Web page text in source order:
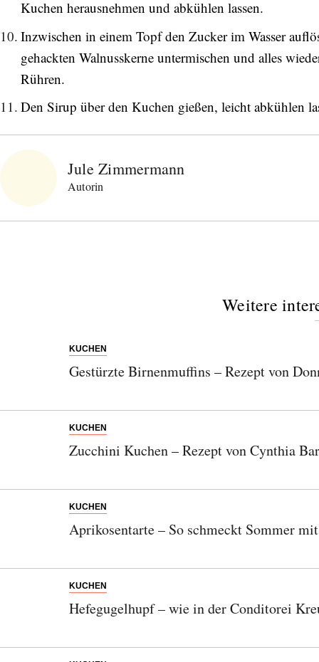
Kuchen herausnehmen und abkühlen lassen.
Inzwischen in einem Topf den Zucker im Wasser
gehackten Walnusskerne untermischen und alles
Rühren.
Den Sirup über den Kuchen gießen, leicht abkühlen
Jule Zimmermann
Autorin
Weitere
KUCHEN
Gestürzte Birnenmuffins – Rezept von
KUCHEN
Zucchini Kuchen – Rezept von Cynthia
KUCHEN
Aprikosentarte – So schmeckt Sommer
KUCHEN
Hefegugelhupf – wie in der Conditorei
Entdecken Sie jede Woche neue schöne
Orte, handverlesene Geheimtipps und